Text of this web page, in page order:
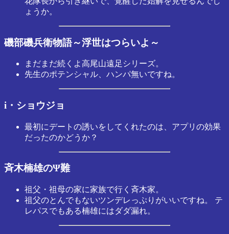
ょうか。
磯部磯兵衛物語～浮世はつらいよ～
まだまだ続くよ高尾山遠足シリーズ。
先生のポテンシャル、ハンパ無いですね。
i・ショウジョ
最初にデートの誘いをしてくれたのは、アプリの効果
だったのかどうか？
斉木楠雄のΨ難
祖父・祖母の家に家族で行く斉木家。
祖父のとんでもないツンデレっぷりがいいですね。 テ
レパスでもある楠雄にはダダ漏れ。